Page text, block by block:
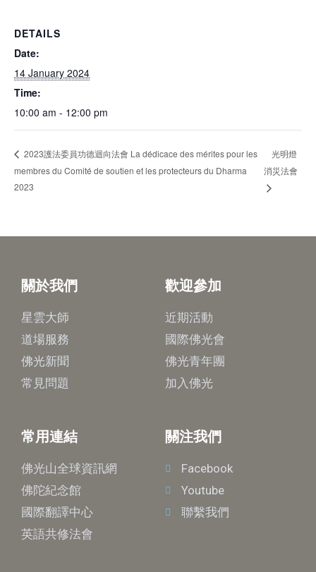
DETAILS
Date:
14 January 2024
Time:
10:00 am - 12:00 pm
2023護法委員功德迴向法會 La dédicace des mérites pour les
membres du Comité de soutien et les protecteurs du Dharma
2023
光明燈
消災法會
關於我們
星雲大師
道場服務
佛光新聞
常見問題
歡迎參加
近期活動
國際佛光會
佛光青年團
加入佛光
常用連結
佛光山全球資訊網
佛陀紀念館
國際翻譯中心
英語共修法會
關注我們
Facebook
Youtube
聯繫我們